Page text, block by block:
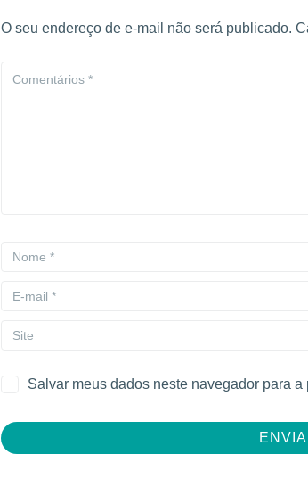
O seu endereço de e-mail não será publicado.
Salvar meus dados neste navegador para